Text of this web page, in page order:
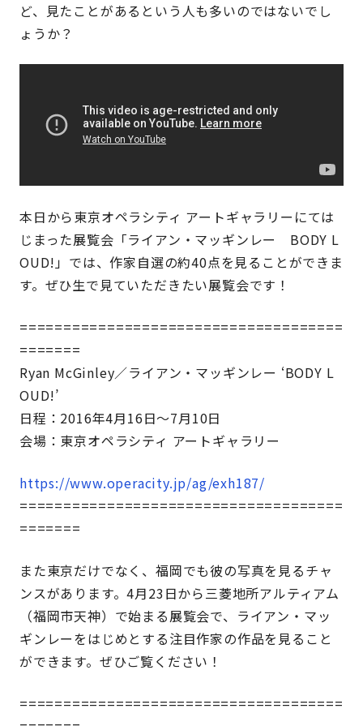
ど、見たことがあるという人も多いのではないでし
ょうか？
本日から東京オペラシティ アートギャラリーにては
じまった展覧会「ライアン・マッギンレー BODY L
OUD!」では、作家自選の約40点を見ることができま
す。ぜひ生で見ていただきたい展覧会です！
=====================================
=======
Ryan McGinley／ライアン・マッギンレー ‘BODY L
OUD!’
日程：2016年4月16日〜7月10日
会場：東京オペラシティ アートギャラリー
https://www.operacity.jp/ag/exh187/
=====================================
=======
また東京だけでなく、福岡でも彼の写真を見るチャ
ンスがあります。4月23日から三菱地所アルティアム
（福岡市天神）で始まる展覧会で、ライアン・マッ
ギンレーをはじめとする注目作家の作品を見ること
ができます。ぜひご覧ください！
=====================================